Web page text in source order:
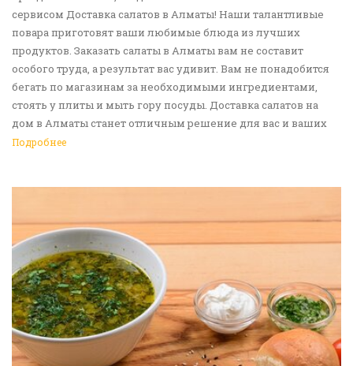
сервисом Доставка салатов в Алматы! Наши талантливые
повара приготовят ваши любимые блюда из лучших
продуктов. Заказать салаты в Алматы вам не составит
особого труда, а результат вас удивит. Вам не понадобится
бегать по магазинам за необходимыми ингредиентами,
стоять у плиты и мыть гору посуды. Доставка салатов на
дом в Алматы станет отличным решение для вас и ваших
родных, друзей. Ведь мы сами берем все хлопоты в свои
Подробнее